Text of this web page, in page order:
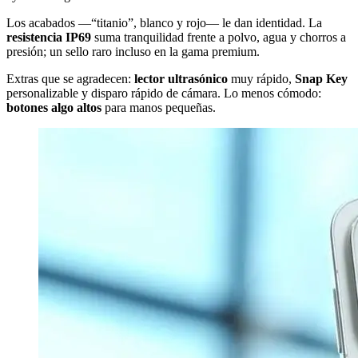
Los acabados —“titanio”, blanco y rojo— le dan identidad. La
resistencia IP69 suma tranquilidad frente a polvo, agua y chorros a
presión; un sello raro incluso en la gama premium.
Extras que se agradecen: lector ultrasónico muy rápido, Snap Key
personalizable y disparo rápido de cámara. Lo menos cómodo:
botones algo altos para manos pequeñas.